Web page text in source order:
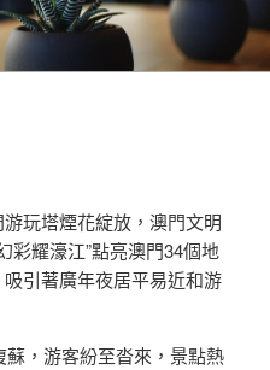
玩塔煙花綻放，澳門文明
彩耀濠江”點亮澳門34個地
引著廣年夜居平易近和游
，游客紛至沓來，景點熱